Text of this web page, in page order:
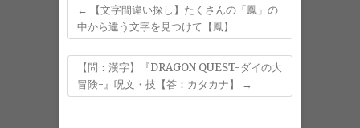
←
【文字間違い探し】たくさんの「鳳」の
中から違う文字を見つけて【鳳】
【問：漢字】『DRAGON QUEST-ダイの大
冒険-』呪文・技【答：カタカナ】
→